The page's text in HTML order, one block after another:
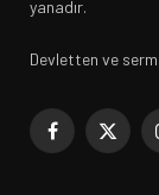
yanadır.
Devletten ve
Facebook
X